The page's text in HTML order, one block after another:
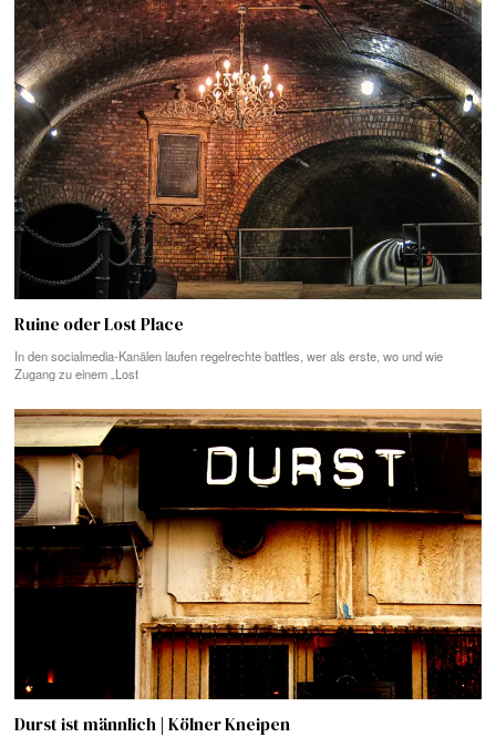
Ruine oder Lost Place
In den socialmedia-Kanälen laufen regelrechte battles, wer als erste, wo und wie
Zugang zu einem „Lost
Durst ist männlich | Kölner Kneipen